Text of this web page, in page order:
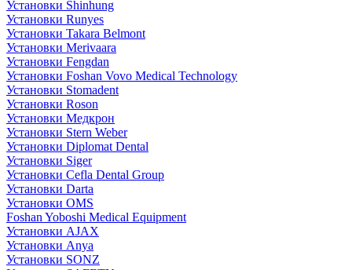
Установки Shinhung
Установки Runyes
Установки Takara Belmont
Установки Merivaara
Установки Fengdan
Установки Foshan Vovo Medical Technology
Установки Stomadent
Установки Roson
Установки Медкрон
Установки Stern Weber
Установки Diplomat Dental
Установки Siger
Установки Cefla Dental Group
Установки Darta
Установки OMS
Foshan Yoboshi Medical Equipment
Установки AJAX
Установки Anya
Установки SONZ